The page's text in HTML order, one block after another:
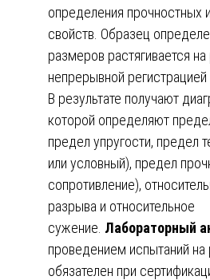
определения прочностных
свойств. Образец
размеров растягивается
непрерывной регистрацией
В результате получают
которой определяют
предел упругости, предел
или условный), предел
сопротивление),
разрыва и относительное
сужение. Лабораторный
проведением испытаний на
обязателен при